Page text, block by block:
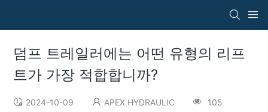
덤프 트레일러에는 어떤 유형의 리프
트가 가장 적합합니까?
2024-10-09 APEX HYDRAULIC 105